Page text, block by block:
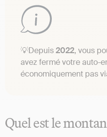
💡Depuis2022, vous
avez fermé votre auto-
économiquement pas
Quel est le